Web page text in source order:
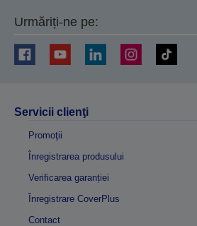
Urmăriți-ne pe:
Servicii clienţi
Promoţii
Înregistrarea produsului
Verificarea garanției
Înregistrare CoverPlus
Contact